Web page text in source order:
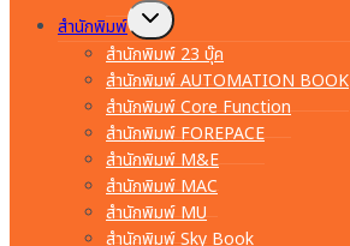
สำนักพิมพ์
Toggle
child
menu
สำนักพิมพ์ 23 บุ๊ค
สำนักพิมพ์ AUTOMATION BOOK
สำนักพิมพ์ Core Function
สำนักพิมพ์ FOREPACE
สำนักพิมพ์ M&E
สำนักพิมพ์ MAC
สำนักพิมพ์ MU
สำนักพิมพ์ Sky Book